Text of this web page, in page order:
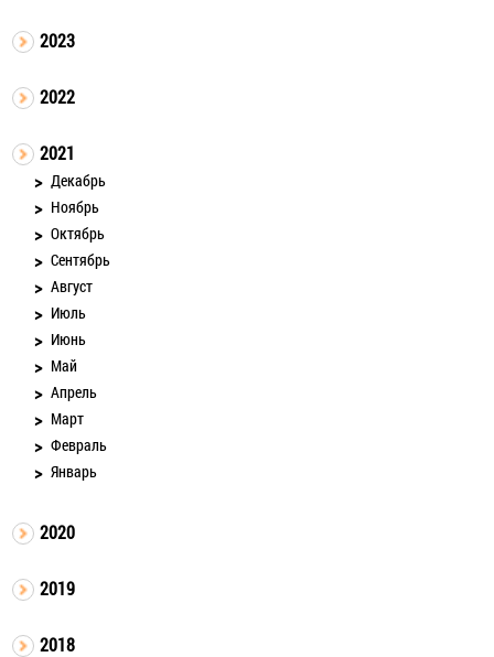
2023
2022
2021
Декабрь
Ноябрь
Октябрь
Сентябрь
Август
Июль
Июнь
Май
Апрель
Март
Февраль
Январь
2020
2019
2018